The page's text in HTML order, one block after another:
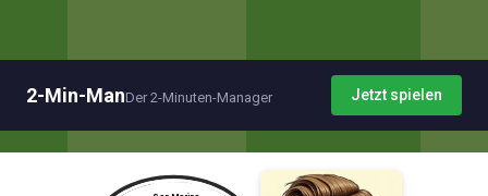
2-Min-ManDer 2-Minuten-Manager Jetzt spielen